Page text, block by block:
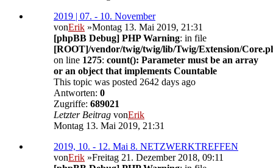
2019 | 07. - 10. November
vonErik »Montag 13. Mai 2019, 21:31
[phpBB Debug] PHP Warning: in file
[ROOT]/vendor/twig/twig/lib/Twig/Extension/
on line 1275: count(): Parameter must be an array
or an object that implements Countable
This topic was posted 2642 days ago
Antworten: 0
Zugriffe: 689021
Letzter Beitrag vonErik
Montag 13. Mai 2019, 21:31
2019, 10. - 12. Mai 8. NETZWERKTREFFEN
vonErik »Freitag 21. Dezember 2018, 09:11